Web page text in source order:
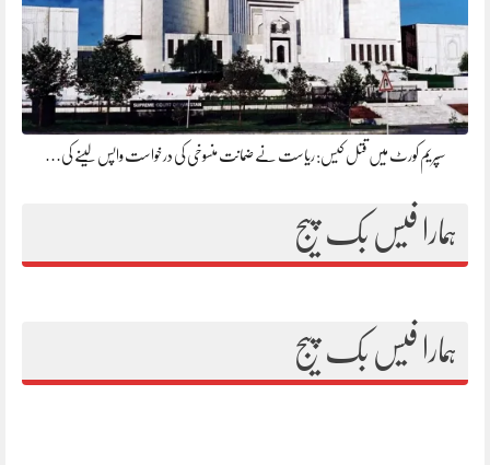
سپریم کورٹ میں قتل کیس: ریاست نے ضمانت منسوخی کی درخواست واپس لینے کی…
ہمارا فیس بک پیج
ہمارا فیس بک پیج